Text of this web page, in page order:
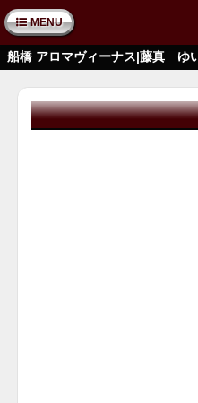
MENU
船橋 アロマヴィーナス|藤真 ゆ